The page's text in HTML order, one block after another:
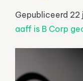
Gepubliceerd 22
aaff is B Corp